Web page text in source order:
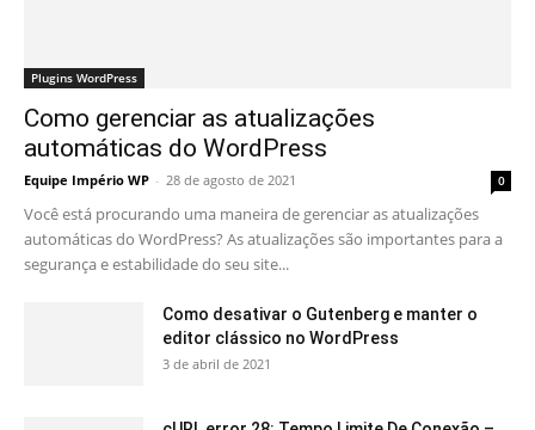
Plugins WordPress
Como gerenciar as atualizações
automáticas do WordPress
Equipe Império WP - 28 de agosto de 2021 0
Você está procurando uma maneira de gerenciar as atualizações
automáticas do WordPress? As atualizações são importantes para a
segurança e estabilidade do seu site...
Como desativar o Gutenberg e manter o
editor clássico no WordPress
3 de abril de 2021